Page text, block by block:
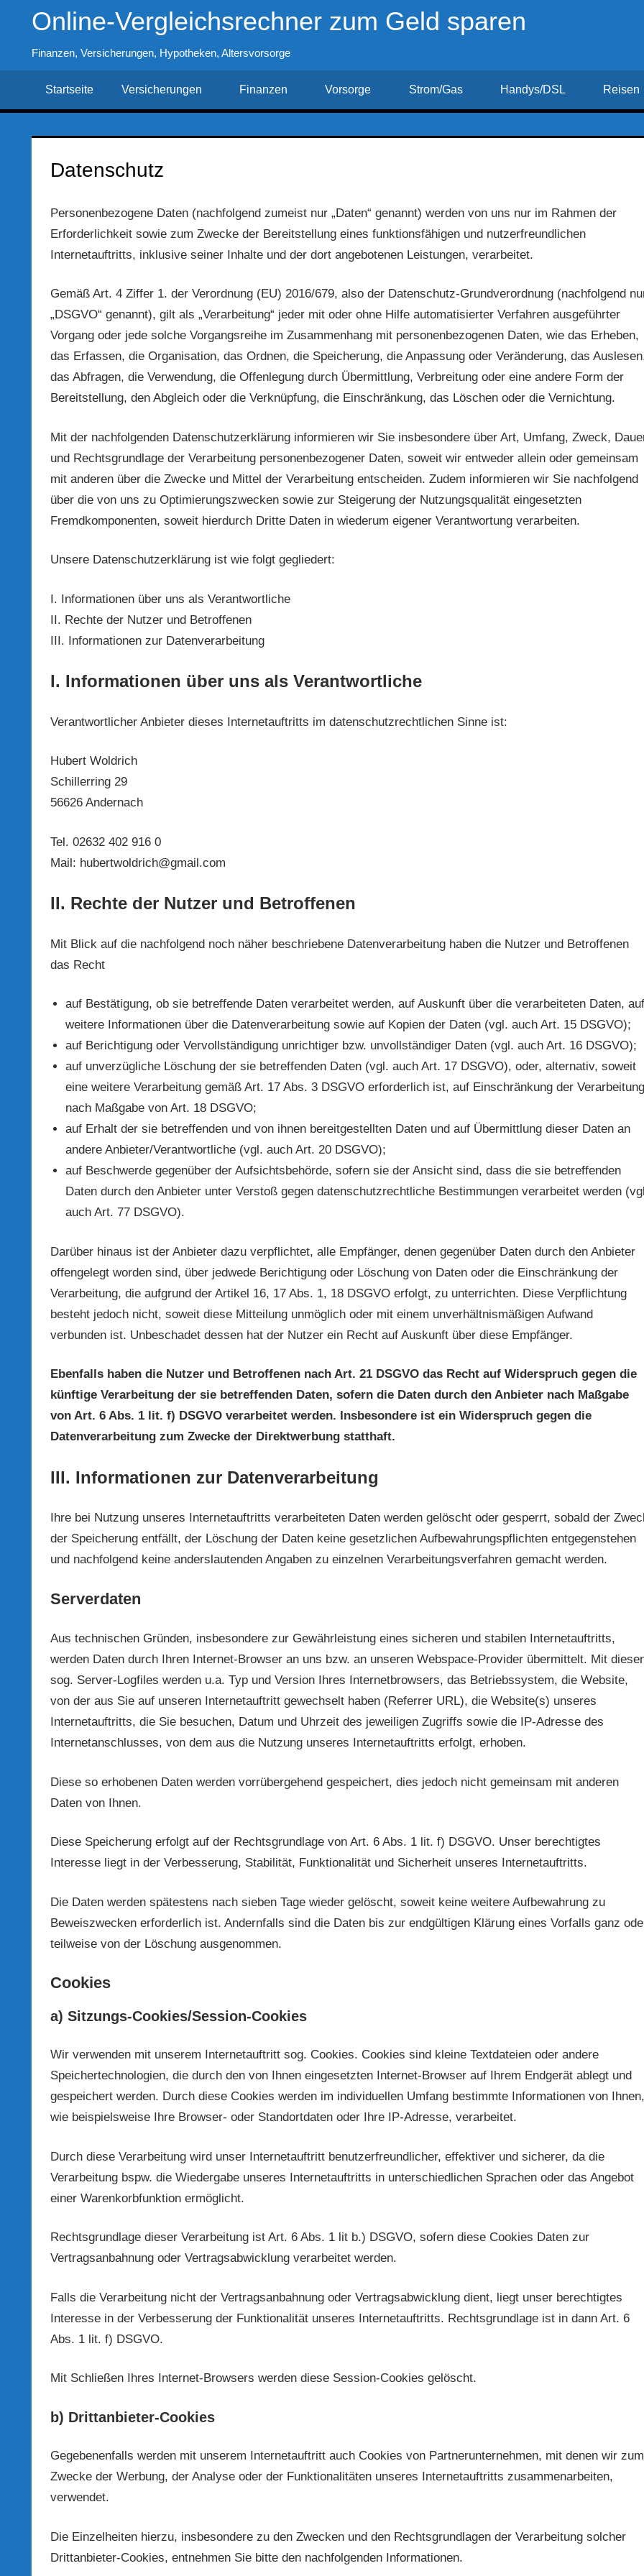
springen
Online-Vergleichsrechner zum Geld sparen
Finanzen, Versicherungen, Hypotheken, Altersvorsorge
Startseite Versicherungen Finanzen Vorsorge Strom/Gas Handys/DSL Reisen
Datenschutz
Personenbezogene Daten (nachfolgend zumeist nur „Daten“ genannt) werden von uns nur im Rahmen der
Erforderlichkeit sowie zum Zwecke der Bereitstellung eines funktionsfähigen und nutzerfreundlichen
Internetauftritts, inklusive seiner Inhalte und der dort angebotenen Leistungen, verarbeitet.
Gemäß Art. 4 Ziffer 1. der Verordnung (EU) 2016/679, also der Datenschutz-Grundverordnung (nachfolgend
„DSGVO“ genannt), gilt als „Verarbeitung“ jeder mit oder ohne Hilfe automatisierter Verfahren ausgeführter
Vorgang oder jede solche Vorgangsreihe im Zusammenhang mit personenbezogenen Daten, wie das Erheben,
das Erfassen, die Organisation, das Ordnen, die Speicherung, die Anpassung oder Veränderung, das
das Abfragen, die Verwendung, die Offenlegung durch Übermittlung, Verbreitung oder eine andere Form der
Bereitstellung, den Abgleich oder die Verknüpfung, die Einschränkung, das Löschen oder die Vernichtung.
Mit der nachfolgenden Datenschutzerklärung informieren wir Sie insbesondere über Art, Umfang, Zweck,
und Rechtsgrundlage der Verarbeitung personenbezogener Daten, soweit wir entweder allein oder gemeinsam
mit anderen über die Zwecke und Mittel der Verarbeitung entscheiden. Zudem informieren wir Sie nachfolgend
über die von uns zu Optimierungszwecken sowie zur Steigerung der Nutzungsqualität eingesetzten
Fremdkomponenten, soweit hierdurch Dritte Daten in wiederum eigener Verantwortung verarbeiten.
Unsere Datenschutzerklärung ist wie folgt gegliedert:
I. Informationen über uns als Verantwortliche
II. Rechte der Nutzer und Betroffenen
III. Informationen zur Datenverarbeitung
I. Informationen über uns als Verantwortliche
Verantwortlicher Anbieter dieses Internetauftritts im datenschutzrechtlichen Sinne ist:
Hubert Woldrich
Schillerring 29
56626 Andernach
Tel. 02632 402 916 0
Mail: hubertwoldrich@gmail.com
II. Rechte der Nutzer und Betroffenen
Mit Blick auf die nachfolgend noch näher beschriebene Datenverarbeitung haben die Nutzer und Betroffenen
das Recht
auf Bestätigung, ob sie betreffende Daten verarbeitet werden, auf Auskunft über die verarbeiteten Daten, auf
weitere Informationen über die Datenverarbeitung sowie auf Kopien der Daten (vgl. auch Art. 15 DSGVO);
auf Berichtigung oder Vervollständigung unrichtiger bzw. unvollständiger Daten (vgl. auch Art. 16 DSGVO);
auf unverzügliche Löschung der sie betreffenden Daten (vgl. auch Art. 17 DSGVO), oder, alternativ, soweit
eine weitere Verarbeitung gemäß Art. 17 Abs. 3 DSGVO erforderlich ist, auf Einschränkung der Verarbeitung
nach Maßgabe von Art. 18 DSGVO;
auf Erhalt der sie betreffenden und von ihnen bereitgestellten Daten und auf Übermittlung dieser Daten an
andere Anbieter/Verantwortliche (vgl. auch Art. 20 DSGVO);
auf Beschwerde gegenüber der Aufsichtsbehörde, sofern sie der Ansicht sind, dass die sie betreffenden
Daten durch den Anbieter unter Verstoß gegen datenschutzrechtliche Bestimmungen verarbeitet werden
auch Art. 77 DSGVO).
Darüber hinaus ist der Anbieter dazu verpflichtet, alle Empfänger, denen gegenüber Daten durch den Anbieter
offengelegt worden sind, über jedwede Berichtigung oder Löschung von Daten oder die Einschränkung der
Verarbeitung, die aufgrund der Artikel 16, 17 Abs. 1, 18 DSGVO erfolgt, zu unterrichten. Diese Verpflichtung
besteht jedoch nicht, soweit diese Mitteilung unmöglich oder mit einem unverhältnismäßigen Aufwand
verbunden ist. Unbeschadet dessen hat der Nutzer ein Recht auf Auskunft über diese Empfänger.
Ebenfalls haben die Nutzer und Betroffenen nach Art. 21 DSGVO das Recht auf Widerspruch gegen die
künftige Verarbeitung der sie betreffenden Daten, sofern die Daten durch den Anbieter nach Maßgabe
von Art. 6 Abs. 1 lit. f) DSGVO verarbeitet werden. Insbesondere ist ein Widerspruch gegen die
Datenverarbeitung zum Zwecke der Direktwerbung statthaft.
III. Informationen zur Datenverarbeitung
Ihre bei Nutzung unseres Internetauftritts verarbeiteten Daten werden gelöscht oder gesperrt, sobald der
der Speicherung entfällt, der Löschung der Daten keine gesetzlichen Aufbewahrungspflichten entgegenstehen
und nachfolgend keine anderslautenden Angaben zu einzelnen Verarbeitungsverfahren gemacht werden.
Serverdaten
Aus technischen Gründen, insbesondere zur Gewährleistung eines sicheren und stabilen Internetauftritts,
werden Daten durch Ihren Internet-Browser an uns bzw. an unseren Webspace-Provider übermittelt. Mit
sog. Server-Logfiles werden u.a. Typ und Version Ihres Internetbrowsers, das Betriebssystem, die Website,
von der aus Sie auf unseren Internetauftritt gewechselt haben (Referrer URL), die Website(s) unseres
Internetauftritts, die Sie besuchen, Datum und Uhrzeit des jeweiligen Zugriffs sowie die IP-Adresse des
Internetanschlusses, von dem aus die Nutzung unseres Internetauftritts erfolgt, erhoben.
Diese so erhobenen Daten werden vorrübergehend gespeichert, dies jedoch nicht gemeinsam mit anderen
Daten von Ihnen.
Diese Speicherung erfolgt auf der Rechtsgrundlage von Art. 6 Abs. 1 lit. f) DSGVO. Unser berechtigtes
Interesse liegt in der Verbesserung, Stabilität, Funktionalität und Sicherheit unseres Internetauftritts.
Die Daten werden spätestens nach sieben Tage wieder gelöscht, soweit keine weitere Aufbewahrung zu
Beweiszwecken erforderlich ist. Andernfalls sind die Daten bis zur endgültigen Klärung eines Vorfalls ganz
teilweise von der Löschung ausgenommen.
Cookies
a) Sitzungs-Cookies/Session-Cookies
Wir verwenden mit unserem Internetauftritt sog. Cookies. Cookies sind kleine Textdateien oder andere
Speichertechnologien, die durch den von Ihnen eingesetzten Internet-Browser auf Ihrem Endgerät ablegt und
gespeichert werden. Durch diese Cookies werden im individuellen Umfang bestimmte Informationen von Ihnen,
wie beispielsweise Ihre Browser- oder Standortdaten oder Ihre IP-Adresse, verarbeitet.
Durch diese Verarbeitung wird unser Internetauftritt benutzerfreundlicher, effektiver und sicherer, da die
Verarbeitung bspw. die Wiedergabe unseres Internetauftritts in unterschiedlichen Sprachen oder das Angebot
einer Warenkorbfunktion ermöglicht.
Rechtsgrundlage dieser Verarbeitung ist Art. 6 Abs. 1 lit b.) DSGVO, sofern diese Cookies Daten zur
Vertragsanbahnung oder Vertragsabwicklung verarbeitet werden.
Falls die Verarbeitung nicht der Vertragsanbahnung oder Vertragsabwicklung dient, liegt unser berechtigtes
Interesse in der Verbesserung der Funktionalität unseres Internetauftritts. Rechtsgrundlage ist in dann Art. 6
Abs. 1 lit. f) DSGVO.
Mit Schließen Ihres Internet-Browsers werden diese Session-Cookies gelöscht.
b) Drittanbieter-Cookies
Gegebenenfalls werden mit unserem Internetauftritt auch Cookies von Partnerunternehmen, mit denen wir zum
Zwecke der Werbung, der Analyse oder der Funktionalitäten unseres Internetauftritts zusammenarbeiten,
verwendet.
Die Einzelheiten hierzu, insbesondere zu den Zwecken und den Rechtsgrundlagen der Verarbeitung solcher
Drittanbieter-Cookies, entnehmen Sie bitte den nachfolgenden Informationen.